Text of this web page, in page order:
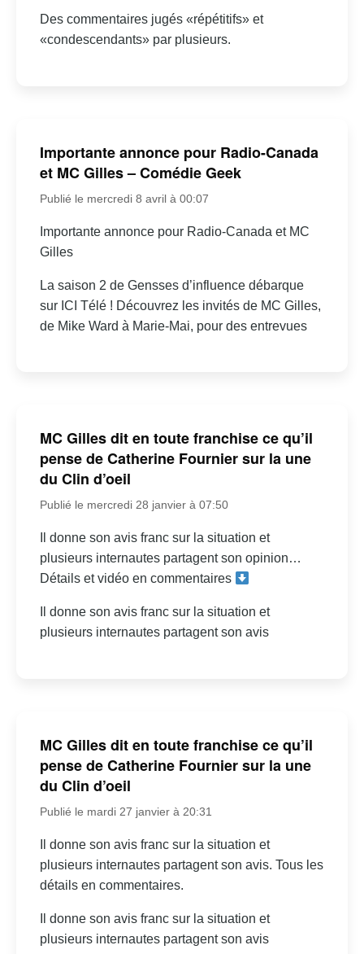
Des commentaires jugés «répétitifs» et
«condescendants» par plusieurs.
Importante annonce pour Radio-Canada
et MC Gilles – Comédie Geek
Publié le mercredi 8 avril à 00:07
Importante annonce pour Radio-Canada et MC
Gilles
La saison 2 de Gensses d’influence débarque
sur ICI Télé ! Découvrez les invités de MC Gilles,
de Mike Ward à Marie-Mai, pour des entrevues
MC Gilles dit en toute franchise ce qu’il
pense de Catherine Fournier sur la une
du Clin d’oeil
Publié le mercredi 28 janvier à 07:50
Il donne son avis franc sur la situation et
plusieurs internautes partagent son opinion…
Détails et vidéo en commentaires
Il donne son avis franc sur la situation et
plusieurs internautes partagent son avis
MC Gilles dit en toute franchise ce qu’il
pense de Catherine Fournier sur la une
du Clin d’oeil
Publié le mardi 27 janvier à 20:31
Il donne son avis franc sur la situation et
plusieurs internautes partagent son avis. Tous les
détails en commentaires.
Il donne son avis franc sur la situation et
plusieurs internautes partagent son avis